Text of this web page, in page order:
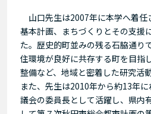
山口先生は2007年に本学へ着任
基本計画、まちづくりとその支援
た。歴史的町並みの残る石脇通り
住環境が良好に共存する町を目指
整備など、地域と密着した研究活
また、先生は2010年から約13年
議会の委員長として活躍し、県内